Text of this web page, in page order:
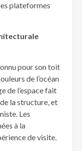
plateformes
pour son toit
de l’océan
de l’espace fait
la structure, et
Les
à la
de visite.